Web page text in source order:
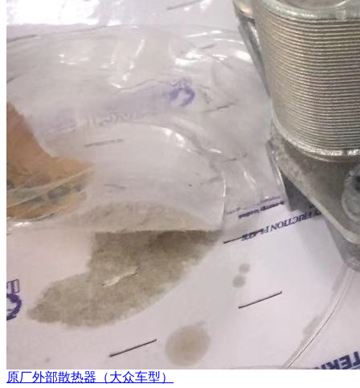
原厂外部散热器（大众车型）